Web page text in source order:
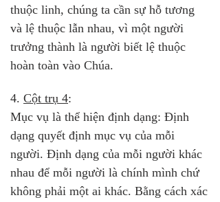
thuộc linh, chúng ta cần sự hỗ tương
và lệ thuộc lẫn nhau, vì một người
trưởng thành là người biết lệ thuộc
hoàn toàn vào Chúa.
4. Cột trụ 4:
Mục vụ là thể hiện định dạng: Định
dạng quyết định mục vụ của mỗi
người. Định dạng của mỗi người khác
nhau để mỗi người là chính mình chứ
không phải một ai khác. Bằng cách xác